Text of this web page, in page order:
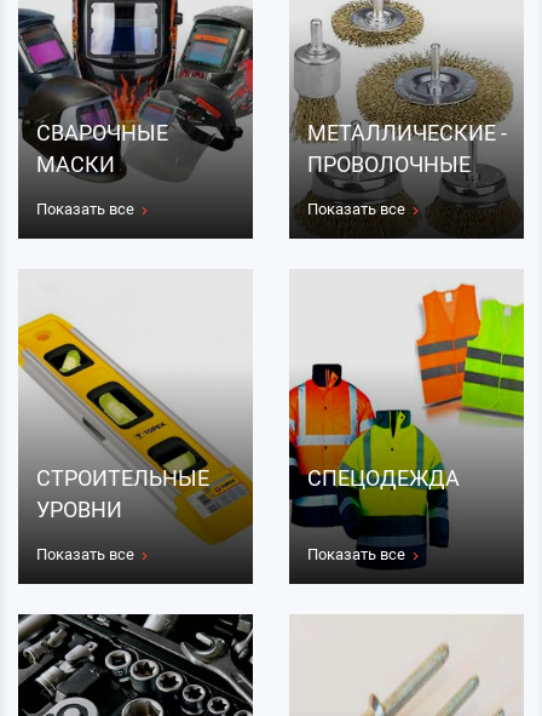
СВАРОЧНЫЕ
МАСКИ
Показать все
МЕТАЛЛИЧЕСКИЕ -
ПРОВОЛОЧНЫЕ
ЩЁТКИ
Показать все
СТРОИТЕЛЬНЫЕ
УРОВНИ
Показать все
СПЕЦОДЕЖДА
Показать все